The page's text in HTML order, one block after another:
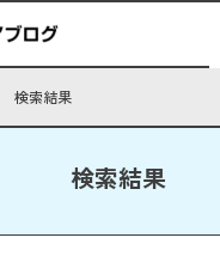
検索結果
検索結果